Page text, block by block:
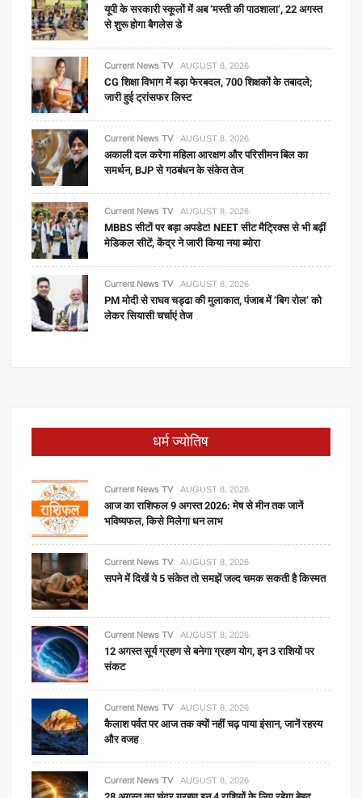
यूपी के सरकारी स्कूलों में अब ‘मस्ती की पाठशाला’, 22 अगस्त
से शुरू होगा बैगलेस डे
Current News TV AUGUST 8, 2026
CG शिक्षा विभाग में बड़ा फेरबदल, 700 शिक्षकों के तबादले;
जारी हुई ट्रांसफर लिस्ट
Current News TV AUGUST 8, 2026
अकाली दल करेगा महिला आरक्षण और परिसीमन बिल का
समर्थन, BJP से गठबंधन के संकेत तेज
Current News TV AUGUST 8, 2026
MBBS सीटों पर बड़ा अपडेट! NEET सीट मैट्रिक्स से भी बढ़ीं
मेडिकल सीटें, केंद्र ने जारी किया नया ब्योरा
Current News TV AUGUST 8, 2026
PM मोदी से राघव चड्ढा की मुलाकात, पंजाब में ‘बिग रोल’ को
लेकर सियासी चर्चाएं तेज
धर्म ज्योतिष
Current News TV AUGUST 8, 2026
आज का राशिफल 9 अगस्त 2026: मेष से मीन तक जानें
भविष्यफल, किसे मिलेगा धन लाभ
Current News TV AUGUST 8, 2026
सपने में दिखें ये 5 संकेत तो समझें जल्द चमक सकती है किस्मत
Current News TV AUGUST 8, 2026
12 अगस्त सूर्य ग्रहण से बनेगा ग्रहण योग, इन 3 राशियों पर
संकट
Current News TV AUGUST 8, 2026
कैलाश पर्वत पर आज तक क्यों नहीं चढ़ पाया इंसान, जानें रहस्य
और वजह
Current News TV AUGUST 8, 2026